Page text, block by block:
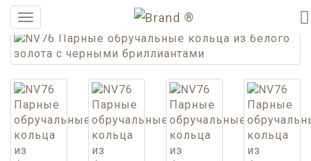
Меню ®